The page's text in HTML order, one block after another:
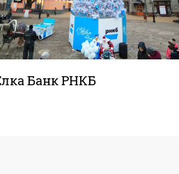
Банк РНКБ